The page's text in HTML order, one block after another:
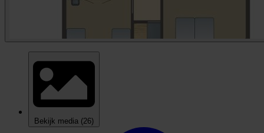
Bekijk media (26)